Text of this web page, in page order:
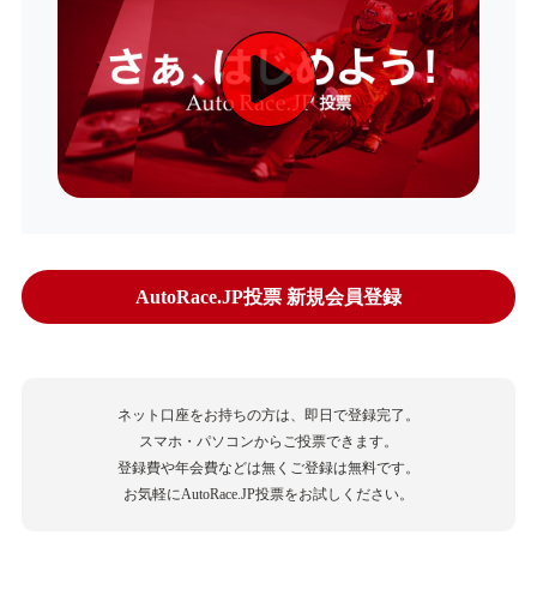
AutoRace.JP投票 新規会員登録
ネット口座をお持ちの方は、即日で登録完了。
スマホ・パソコンからご投票できます。
登録費や年会費などは無くご登録は無料です。
お気軽にAutoRace.JP投票をお試しください。